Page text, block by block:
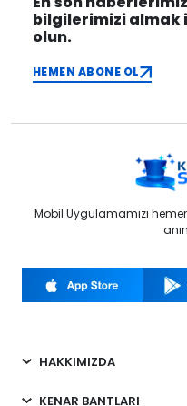
bilgilerimizi almak
olun.
HEMEN ABONE OL
Mobil Uygulamamızı
HAKKIMIZDA
KENAR BANTLARI